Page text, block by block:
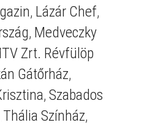
, Lázár Chef,
, Medveczky
Zrt. Révfülöp
Gátőrház,
, Szabados
Thália Színház,